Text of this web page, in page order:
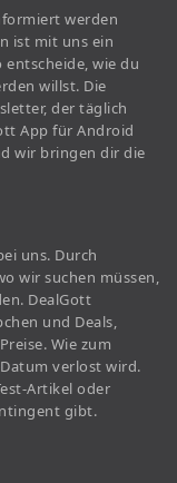
werden
ist mit uns ein
wie du
willst. Die
der täglich
App für Android
wir bringen dir die
uns. Durch
wir suchen müssen,
DealGott
und Deals,
Wie zum
verlost wird.
Artikel oder
gibt.